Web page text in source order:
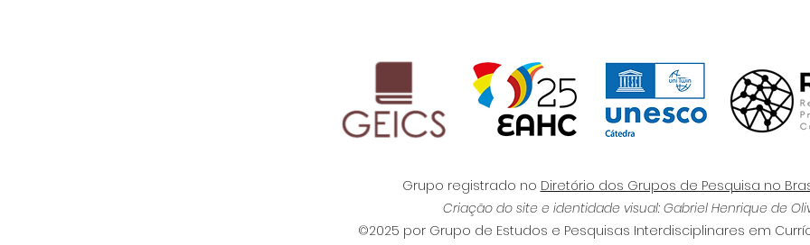
Grupo registrado no Diretório dos Grupos de Pesquisa no
Criação do site e identidade visual: Gabriel Henrique de
©2025 por Grupo de Estudos e Pesquisas Interdisciplinares em